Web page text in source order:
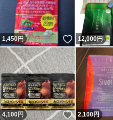
1,450円 いいね！
12,000円
4,100円 いいね！
2,100円